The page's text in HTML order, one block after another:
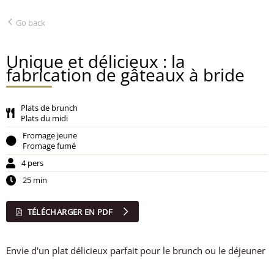
Go back
Unique et délicieux : la
fabrication de gâteaux à bride
Plats de brunch
Plats du midi
Fromage jeune
Fromage fumé
4 pers
25 min
TÉLÉCHARGER EN PDF
Envie d'un plat délicieux parfait pour le brunch ou le déjeuner